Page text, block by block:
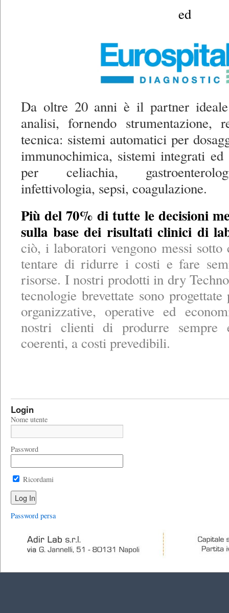
ed
Da oltre 20 anni è il partner
analisi, fornendo strumentazione,
tecnica: sistemi automatici per
immunochimica, sistemi integrati ed
per celiachia,
infettivologia, sepsi, coagulazione.
Più del 70% di tutte le decisioni
sulla base dei risultati clinici di
ciò, i laboratori vengono messi sotto
tentare di ridurre i costi e fare
risorse. I nostri prodotti in dry
tecnologie brevettate sono
organizzative, operative ed
nostri clienti di produrre sempre
coerenti, a costi prevedibili.
Login
Nome utente
Password
Ricordami
Password persa